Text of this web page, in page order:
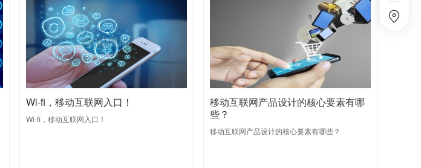
Wi-fi，移动互联网入口！
Wi-fi，移动互联网入口！
移动互联网产品设计的核心要素有哪
些？
移动互联网产品设计的核心要素有哪些？